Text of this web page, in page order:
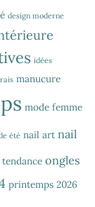
design moderne
idées
manucure
mode femme
été nail art nail
ongles
printemps 2026